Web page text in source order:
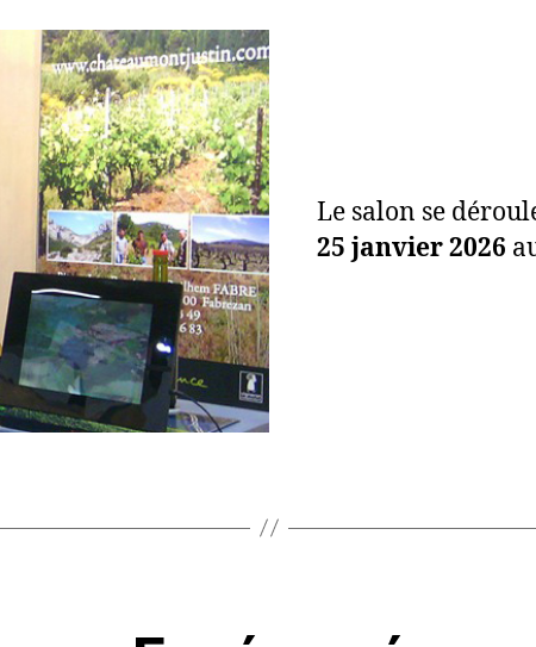
Le salon se
25 janvier 2026